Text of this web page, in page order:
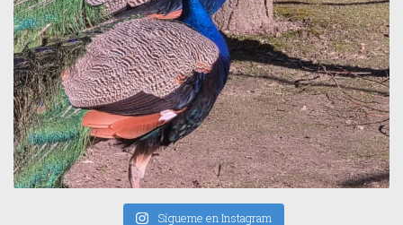
Sígueme en Instagram